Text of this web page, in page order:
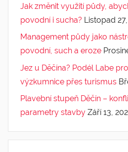
Jak změnit využití půdy,
povodní i sucha? Listopad
Management půdy jako
povodní, such a eroze
Jez u Děčína? Podél Labe
výzkumnice přes turismus
Plavební stupeň Děčín –
parametry stavby Září 13,